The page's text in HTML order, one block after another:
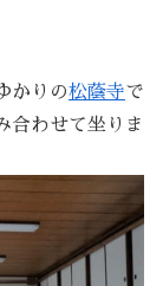
かりの松蔭寺で
合わせて坐りま